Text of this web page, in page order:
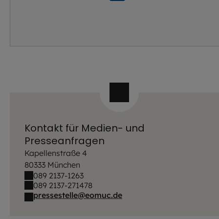
Kontakt für Medien- und
Presseanfragen
Kapellenstraße 4
80333 München
089 2137-1263
089 2137-271478
pressestelle@eomuc.de